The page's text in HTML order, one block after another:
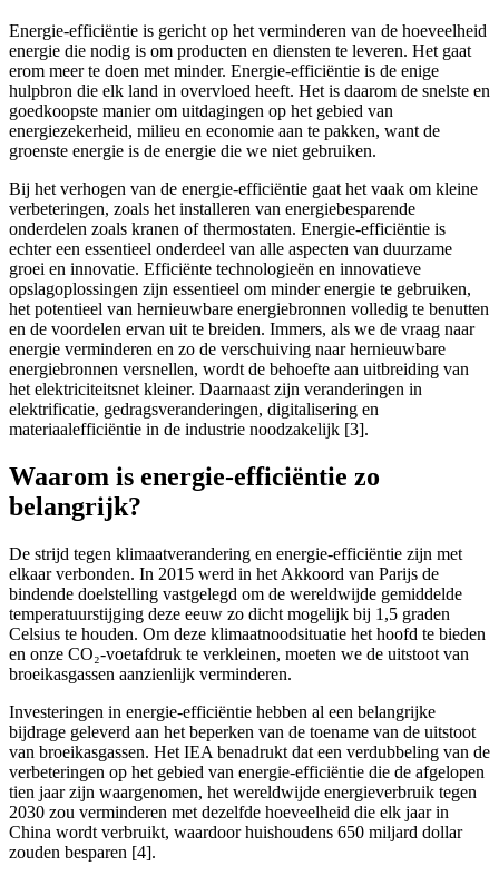
Energie-efficiëntie is gericht op het verminderen van de hoeveelheid
energie die nodig is om producten en diensten te leveren. Het gaat
erom meer te doen met minder. Energie-efficiëntie is de enige
hulpbron die elk land in overvloed heeft. Het is daarom de snelste en
goedkoopste manier om uitdagingen op het gebied van
energiezekerheid, milieu en economie aan te pakken, want de
groenste energie is de energie die we niet gebruiken.
Bij het verhogen van de energie-efficiëntie gaat het vaak om kleine
verbeteringen, zoals het installeren van energiebesparende
onderdelen zoals kranen of thermostaten. Energie-efficiëntie is
echter een essentieel onderdeel van alle aspecten van duurzame
groei en innovatie. Efficiënte technologieën en innovatieve
opslagoplossingen zijn essentieel om minder energie te gebruiken,
het potentieel van hernieuwbare energiebronnen volledig te benutten
en de voordelen ervan uit te breiden. Immers, als we de vraag naar
energie verminderen en zo de verschuiving naar hernieuwbare
energiebronnen versnellen, wordt de behoefte aan uitbreiding van
het elektriciteitsnet kleiner. Daarnaast zijn veranderingen in
elektrificatie, gedragsveranderingen, digitalisering en
materiaalefficiëntie in de industrie noodzakelijk [3].
Waarom is energie-efficiëntie zo
belangrijk?
De strijd tegen klimaatverandering en energie-efficiëntie zijn met
elkaar verbonden. In 2015 werd in het Akkoord van Parijs de
bindende doelstelling vastgelegd om de wereldwijde gemiddelde
temperatuurstijging deze eeuw zo dicht mogelijk bij 1,5 graden
Celsius te houden. Om deze klimaatnoodsituatie het hoofd te bieden
en onze CO₂-voetafdruk te verkleinen, moeten we de uitstoot van
broeikasgassen aanzienlijk verminderen.
Investeringen in energie-efficiëntie hebben al een belangrijke
bijdrage geleverd aan het beperken van de toename van de uitstoot
van broeikasgassen. Het IEA benadrukt dat een verdubbeling van de
verbeteringen op het gebied van energie-efficiëntie die de afgelopen
tien jaar zijn waargenomen, het wereldwijde energieverbruik tegen
2030 zou verminderen met dezelfde hoeveelheid die elk jaar in
China wordt verbruikt, waardoor huishoudens 650 miljard dollar
zouden besparen [4].